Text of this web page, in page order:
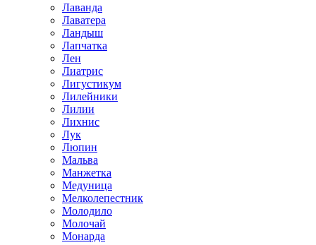
Лаванда
Лаватера
Ландыш
Лапчатка
Лен
Лиатрис
Лигустикум
Лилейники
Лилии
Лихнис
Лук
Люпин
Мальва
Манжетка
Медуница
Мелколепестник
Молодило
Молочай
Монарда